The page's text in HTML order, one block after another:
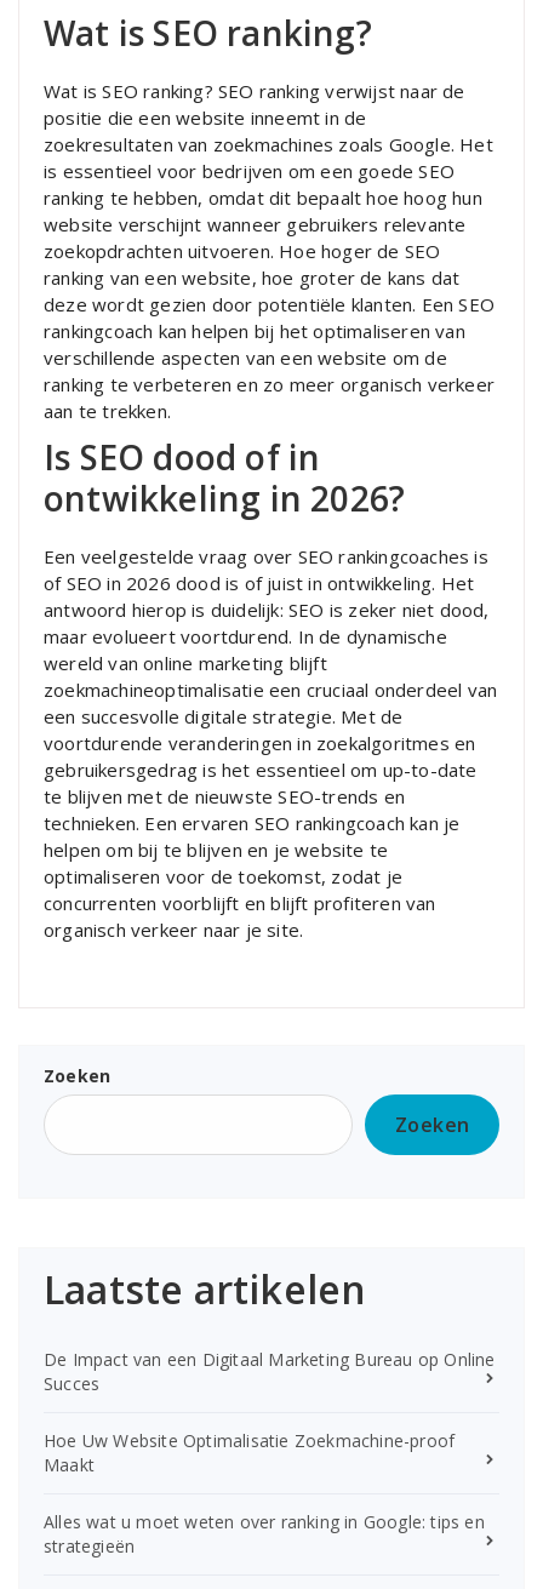
Wat is SEO ranking?
Wat is SEO ranking? SEO ranking verwijst naar de
positie die een website inneemt in de
zoekresultaten van zoekmachines zoals Google. Het
is essentieel voor bedrijven om een goede SEO
ranking te hebben, omdat dit bepaalt hoe hoog hun
website verschijnt wanneer gebruikers relevante
zoekopdrachten uitvoeren. Hoe hoger de SEO
ranking van een website, hoe groter de kans dat
deze wordt gezien door potentiële klanten. Een SEO
rankingcoach kan helpen bij het optimaliseren van
verschillende aspecten van een website om de
ranking te verbeteren en zo meer organisch verkeer
aan te trekken.
Is SEO dood of in
ontwikkeling in 2026?
Een veelgestelde vraag over SEO rankingcoaches is
of SEO in 2026 dood is of juist in ontwikkeling. Het
antwoord hierop is duidelijk: SEO is zeker niet dood,
maar evolueert voortdurend. In de dynamische
wereld van online marketing blijft
zoekmachineoptimalisatie een cruciaal onderdeel van
een succesvolle digitale strategie. Met de
voortdurende veranderingen in zoekalgoritmes en
gebruikersgedrag is het essentieel om up-to-date
te blijven met de nieuwste SEO-trends en
technieken. Een ervaren SEO rankingcoach kan je
helpen om bij te blijven en je website te
optimaliseren voor de toekomst, zodat je
concurrenten voorblijft en blijft profiteren van
organisch verkeer naar je site.
Zoeken
Zoeken
Laatste artikelen
De Impact van een Digitaal Marketing Bureau op Online
Succes
Hoe Uw Website Optimalisatie Zoekmachine-proof
Maakt
Alles wat u moet weten over ranking in Google: tips en
strategieën